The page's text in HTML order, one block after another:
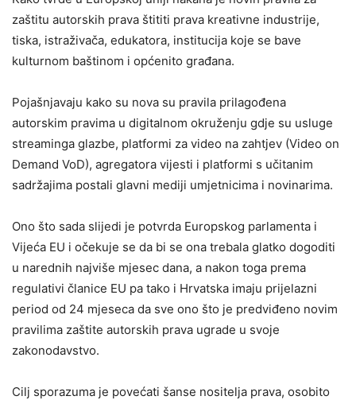
zaštitu autorskih prava štititi prava kreativne industrije,
tiska, istraživača, edukatora, institucija koje se bave
kulturnom baštinom i općenito građana.
Pojašnjavaju kako su nova su pravila prilagođena
autorskim pravima u digitalnom okruženju gdje su usluge
streaminga glazbe, platformi za video na zahtjev (Video on
Demand VoD), agregatora vijesti i platformi s učitanim
sadržajima postali glavni mediji umjetnicima i novinarima.
Ono što sada slijedi je potvrda Europskog parlamenta i
Vijeća EU i očekuje se da bi se ona trebala glatko dogoditi
u narednih najviše mjesec dana, a nakon toga prema
regulativi članice EU pa tako i Hrvatska imaju prijelazni
period od 24 mjeseca da sve ono što je predviđeno novim
pravilima zaštite autorskih prava ugrade u svoje
zakonodavstvo.
Cilj sporazuma je povećati šanse nositelja prava, osobito